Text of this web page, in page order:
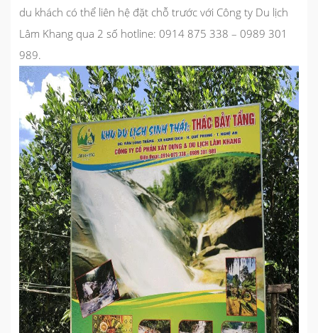
du khách có thể liên hệ đặt chỗ trước với Công ty Du lịch
Lâm Khang qua 2 số hotline: 0914 875 338 – 0989 301
989.